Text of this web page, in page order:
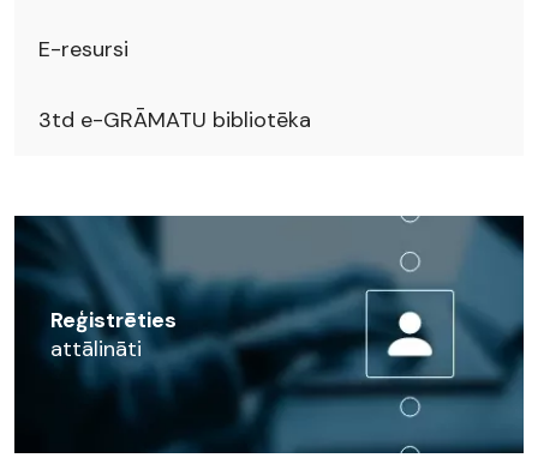
E-resursi
3td e-GRĀMATU bibliotēka
Reģistrēties
attālināti